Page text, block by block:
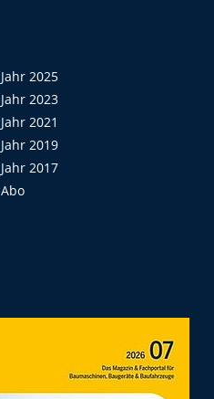
Jahr 2025
Jahr 2023
Jahr 2021
Jahr 2019
Jahr 2017
Abo